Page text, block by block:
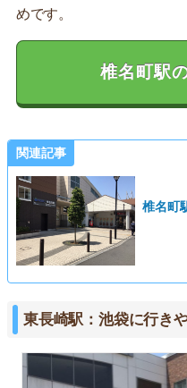
めです。
椎名町駅
関連記事
椎名町
東長崎駅：池袋に行き